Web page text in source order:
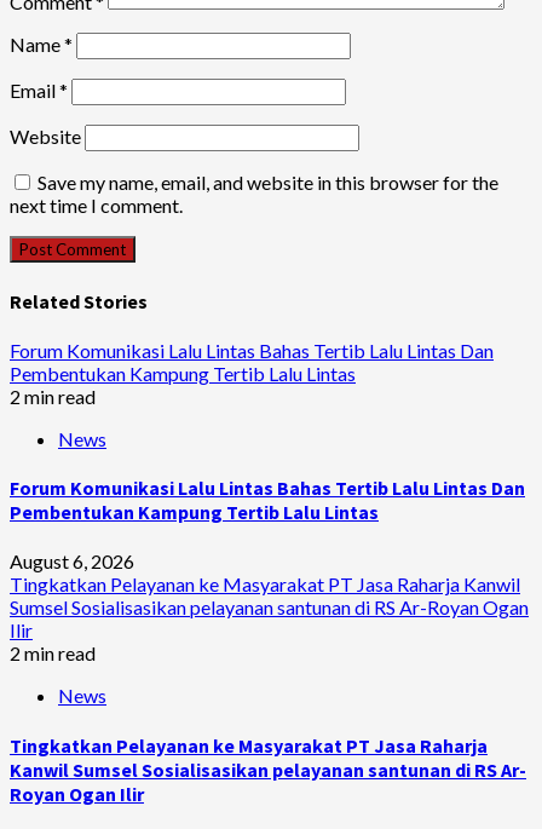
Name*
Email*
Website
Save my name, email, and website in this browser for the
next time I comment.
Related Stories
Forum Komunikasi Lalu Lintas Bahas Tertib Lalu Lintas Dan
Pembentukan Kampung Tertib Lalu Lintas
2 min read
News
Forum Komunikasi Lalu Lintas Bahas Tertib Lalu Lintas Dan
Pembentukan Kampung Tertib Lalu Lintas
August 6, 2026
Tingkatkan Pelayanan ke Masyarakat PT Jasa Raharja Kanwil
Sumsel Sosialisasikan pelayanan santunan di RS Ar-Royan Ogan
Ilir
2 min read
News
Tingkatkan Pelayanan ke Masyarakat PT Jasa Raharja
Kanwil Sumsel Sosialisasikan pelayanan santunan di RS Ar-
Royan Ogan Ilir